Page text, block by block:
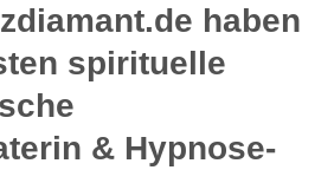
haben
spirituelle
& Hypnose-